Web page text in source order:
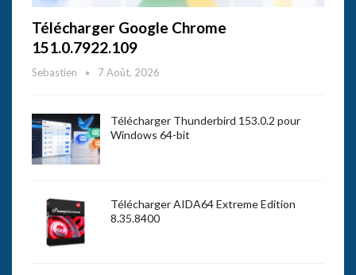
Télécharger Google Chrome
151.0.7922.109
Sebastien 7 Août, 2026
Télécharger Thunderbird 153.0.2 pour
Windows 64-bit
Télécharger AIDA64 Extreme Edition
8.35.8400